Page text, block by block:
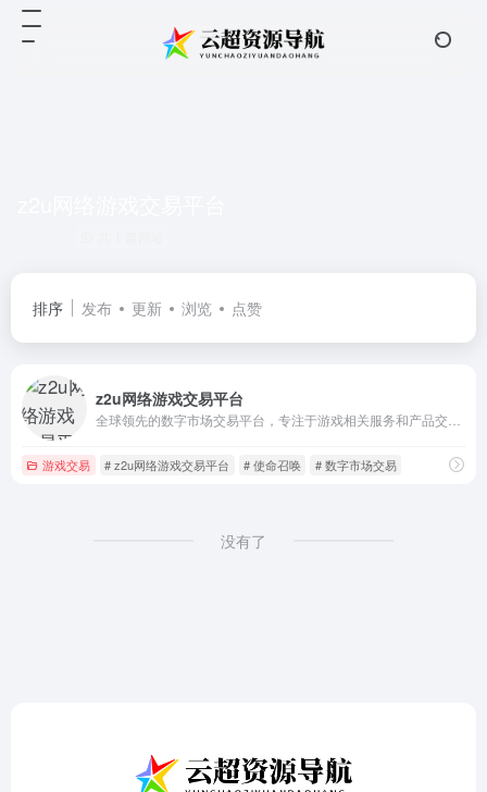
排序 发布 更新 浏览 点赞
z2u网络游戏交易平台
游戏交易 # z2u网络游戏交易平台 # 使命召唤 # 数字市场交易
没有了